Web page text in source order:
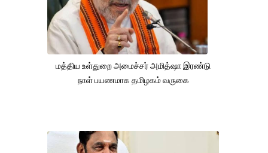
மத்திய உள்துறை அமைச்சர் அமித்ஷா இரண்டு
நாள் பயணமாக தமிழகம் வருகை